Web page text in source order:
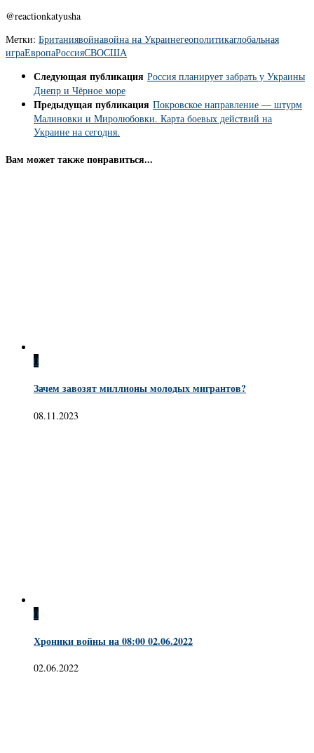
@reactionkatyusha
Метки: Британиявойнавойна на Украинегеополитикаглобальная
играЕвропаРоссияСВОСША
Следующая публикация Россия планирует забрать у Украины
Днепр и Чёрное море
Предыдущая публикация Покровское направление — штурм
Малиновки и Миролюбовки. Карта боевых действий на
Украине на сегодня.
Вам может также понравиться...
0
Зачем завозят миллионы молодых мигрантов?
08.11.2023
0
Хроники войны на 08:00 02.06.2022
02.06.2022